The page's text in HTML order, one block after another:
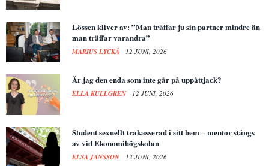
Lössen kliver av: ”Man träffar ju sin partner mindre än
man träffar varandra”
MARIUS LYCKÅ 12 JUNI, 2026
Är jag den enda som inte går på uppåttjack?
ELLA KULLGREN 12 JUNI, 2026
Student sexuellt trakasserad i sitt hem – mentor stängs
av vid Ekonomihögskolan
ELSA JANSSON 12 JUNI, 2026